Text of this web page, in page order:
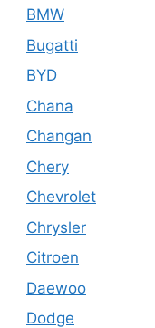
BMW
Bugatti
BYD
Chana
Changan
Chery
Chevrolet
Chrysler
Citroen
Daewoo
Dodge